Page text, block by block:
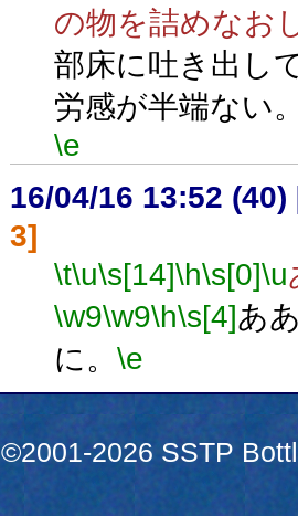
の物を詰めなお
部床に吐き出し
労感が半端ない
\e
16/04/16 13:52 (40)
3]
\t\u\s[14]\h\s[0]\u
\w9\w9\h\s[4]あ
に。 \e
©2001-2026 SSTP